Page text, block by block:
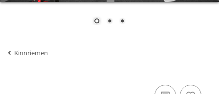
Kinnriemen